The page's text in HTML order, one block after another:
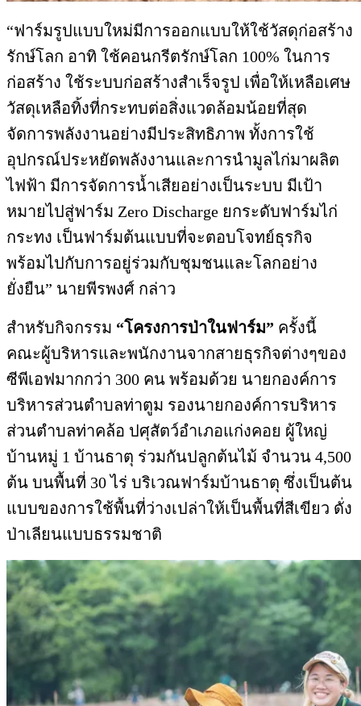
“ฟาร์มรูปแบบใหม่มีการออกแบบให้ใช้วัสดุก่อสร้าง
รักษ์โลก อาทิ ใช้คอนกรีตรักษ์โลก 100% ในการ
ก่อสร้าง ใช้ระบบก่อสร้างสำเร็จรูป เพื่อให้เหลือเศษ
วัสดุเหลือทิ้งที่กระทบต่อสิ่งแวดล้อมน้อยที่สุด
จัดการพลังงานอย่างมีประสิทธิภาพ ทั้งการใช้
อุปกรณ์ประหยัดพลังงานและการนำมูลไก่มาผลิต
ไฟฟ้า มีการจัดการน้ำเสียอย่างเป็นระบบ มีเป้า
หมายไปสู่ฟาร์ม Zero Discharge ยกระดับฟาร์มไก่
กระทง เป็นฟาร์มต้นแบบที่จะตอบโจทย์ธุรกิจ
พร้อมไปกับการอยู่ร่วมกับชุมชนและโลกอย่าง
ยั่งยืน” นายพีรพงศ์ กล่าว
สำหรับกิจกรรม “โครงการป่าในฟาร์ม” ครั้งนี้
คณะผู้บริหารและพนักงานจากสายธุรกิจต่างๆของ
ซีพีเอฟมากกว่า 300 คน พร้อมด้วย นายกองค์การ
บริหารส่วนตำบลท่าตูม รองนายกองค์การบริหาร
ส่วนตำบลท่าคล้อ ปศุสัตว์อำเภอแก่งคอย ผู้ใหญ่
บ้านหมู่ 1 บ้านธาตุ ร่วมกันปลูกต้นไม้ จำนวน 4,500
ต้น บนพื้นที่ 30 ไร่ บริเวณฟาร์มบ้านธาตุ ซึ่งเป็นต้น
แบบของการใช้พื้นที่ว่างเปล่าให้เป็นพื้นที่สีเขียว ดั่ง
ป่าเลียนแบบธรรมชาติ